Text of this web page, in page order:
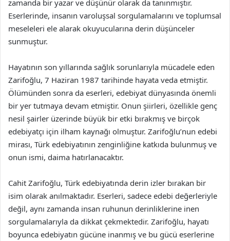
zamanda bir yazar ve düşünür olarak da tanınmıştır.
Eserlerinde, insanın varoluşsal sorgulamalarını ve toplumsal
meseleleri ele alarak okuyucularına derin düşünceler
sunmuştur.
Hayatının son yıllarında sağlık sorunlarıyla mücadele eden
Zarifoğlu, 7 Haziran 1987 tarihinde hayata veda etmiştir.
Ölümünden sonra da eserleri, edebiyat dünyasında önemli
bir yer tutmaya devam etmiştir. Onun şiirleri, özellikle genç
nesil şairler üzerinde büyük bir etki bırakmış ve birçok
edebiyatçı için ilham kaynağı olmuştur. Zarifoğlu’nun edebi
mirası, Türk edebiyatının zenginliğine katkıda bulunmuş ve
onun ismi, daima hatırlanacaktır.
Cahit Zarifoğlu, Türk edebiyatında derin izler bırakan bir
isim olarak anılmaktadır. Eserleri, sadece edebi değerleriyle
değil, aynı zamanda insan ruhunun derinliklerine inen
sorgulamalarıyla da dikkat çekmektedir. Zarifoğlu, hayatı
boyunca edebiyatın gücüne inanmış ve bu gücü eserlerine